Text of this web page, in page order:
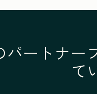
パートナー
て